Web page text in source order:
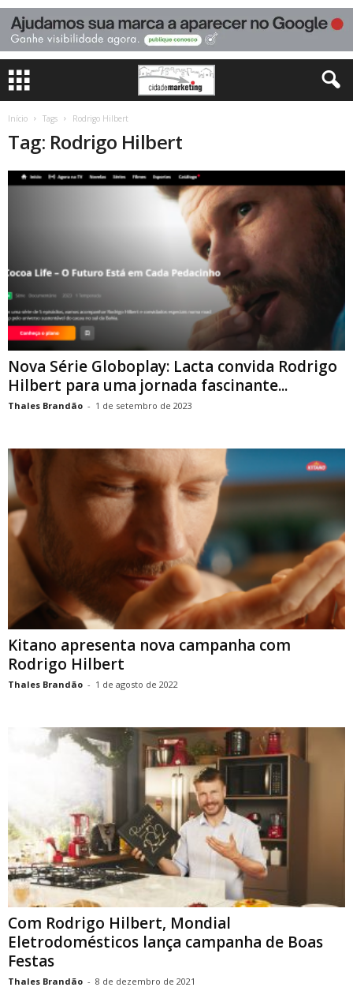
Início Tags Rodrigo Hilbert
Tag: Rodrigo Hilbert
Nova Série Globoplay: Lacta convida Rodrigo
Hilbert para uma jornada fascinante...
Thales Brandão - 1 de setembro de 2023
Kitano apresenta nova campanha com
Rodrigo Hilbert
Thales Brandão - 1 de agosto de 2022
Com Rodrigo Hilbert, Mondial
Eletrodomésticos lança campanha de Boas
Festas
Thales Brandão - 8 de dezembro de 2021